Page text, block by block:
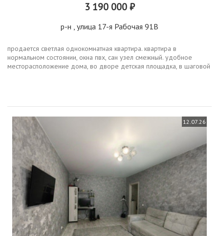
3 190 000 ₽
р-н , улица 17-я Рабочая 91В
продается светлая однокомнатная квартира. квартира в
нормальном состоянии, окна пвх, сан узел смежный. удобное
месторасположение дома, во дворе детская площадка, в шаговой
12.07.26